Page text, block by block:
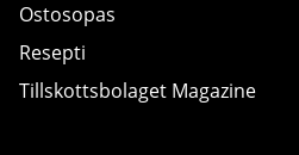
Ostosopas
Resepti
Tillskottsbolaget Magazine